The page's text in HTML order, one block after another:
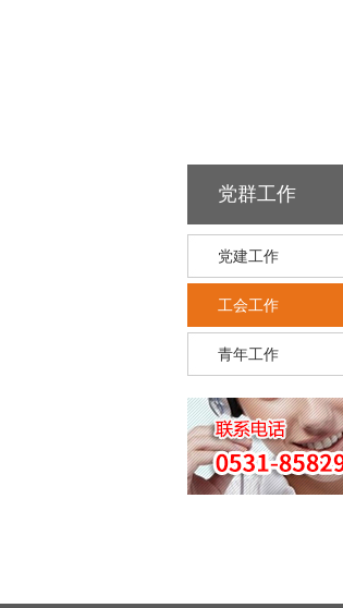
党群工作
党建工作
工会工作
青年工作